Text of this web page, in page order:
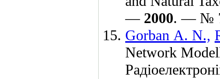
— 2000. — №
Gorban A. N.,
Network